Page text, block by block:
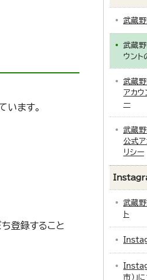
います。
登録すること
武蔵
武蔵
ウン
武蔵
アカウ
ー
武蔵
公式ア
リシー
武蔵
ト
市）」